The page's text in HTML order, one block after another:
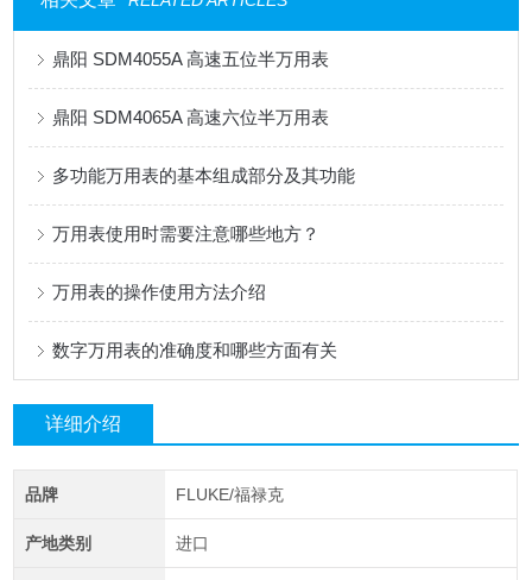
鼎阳 SDM4055A 高速五位半万用表
鼎阳 SDM4065A 高速六位半万用表
多功能万用表的基本组成部分及其功能
万用表使用时需要注意哪些地方？
万用表的操作使用方法介绍
数字万用表的准确度和哪些方面有关
详细介绍
品牌 FLUKE/福禄克
产地类别 进口